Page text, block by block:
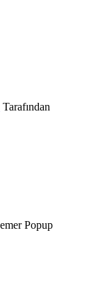
Tarafından